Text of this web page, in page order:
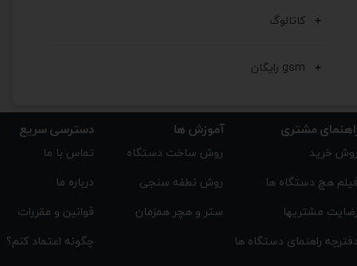
کاتالوگ
gsm رایگان
مشتری
خرید
هچ دستگاه ها
مشتریها
راهنمای دستگاه ها
آموزش ها
روش ساخت دستگاه
روش نطفه سنجی
ستر و هچر همزمان
دسترسی سریع
تماس با ما
درباره ما
قوانین و مقررات
چگونه اعتماد کنم؟